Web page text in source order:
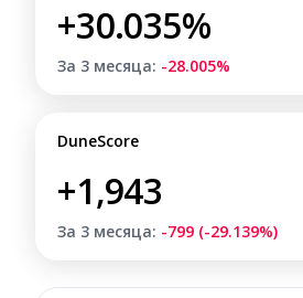
+30.035%
За 3 месяца: -28.005%
DuneScore
+1,943
За 3 месяца: -799 (-29.139%)